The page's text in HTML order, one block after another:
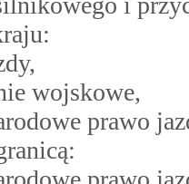
wojskowe,
prawo